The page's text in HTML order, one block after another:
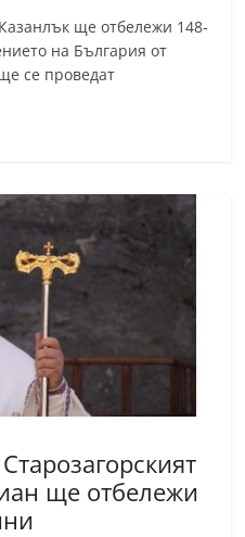
ще отбележи 148-
на България от
се проведат
ще отбележи